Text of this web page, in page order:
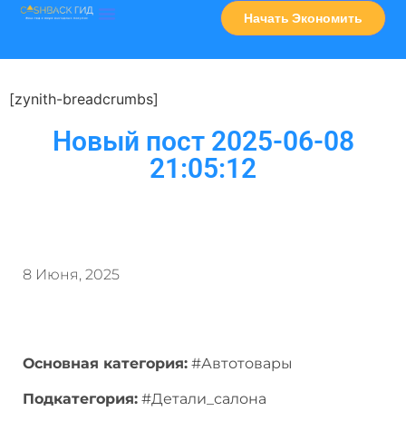
Начать Экономить
[zynith-breadcrumbs]
Новый пост 2025-06-08
21:05:12
8 Июня, 2025
Основная категория: #Автотовары
Подкатегория: #Детали_салона